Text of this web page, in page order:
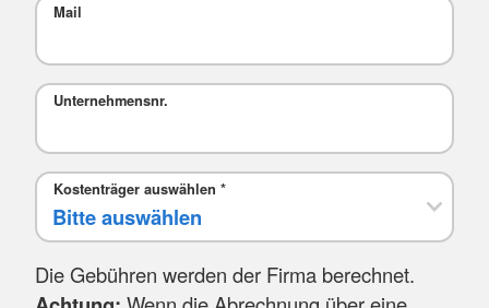
Mail
Unternehmensnr.
Kostenträger auswählen *
Die Gebühren werden der Firma berechnet.